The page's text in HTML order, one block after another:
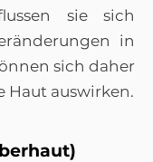
sie sich
in
sich daher
Haut auswirken.